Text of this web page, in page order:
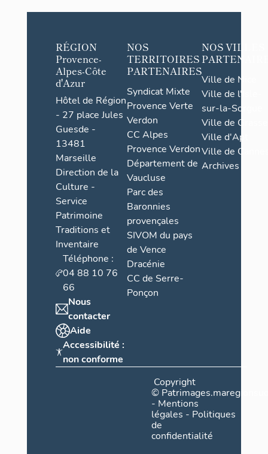
RÉGION
Provence-
Alpes-Côte
d'Azur
Hôtel de Région
- 27 place Jules
Guesde -
13481
Marseille
Direction de la
Culture -
Service
Patrimoine
Traditions et
Inventaire
Téléphone :
04 88 10 76
66
Nous
contacter
Aide
Accessibilité :
non conforme
NOS
TERRITOIRES
PARTENAIRES
Syndicat Mixte
Provence Verte
Verdon
CC Alpes
Provence Verdon
Département de
Vaucluse
Parc des
Baronnies
provençales
SIVOM du pays
de Vence
Dracénie
CC de Serre-
Ponçon
NOS VILLES
Ville de Nice
Ville de l'Isle-
sur-la-Sorgue
Ville de Grasse
Ville d'Apt
Ville de
Archives
Copyright
©
- Mentions
légales - Politiques
de
confidentialité